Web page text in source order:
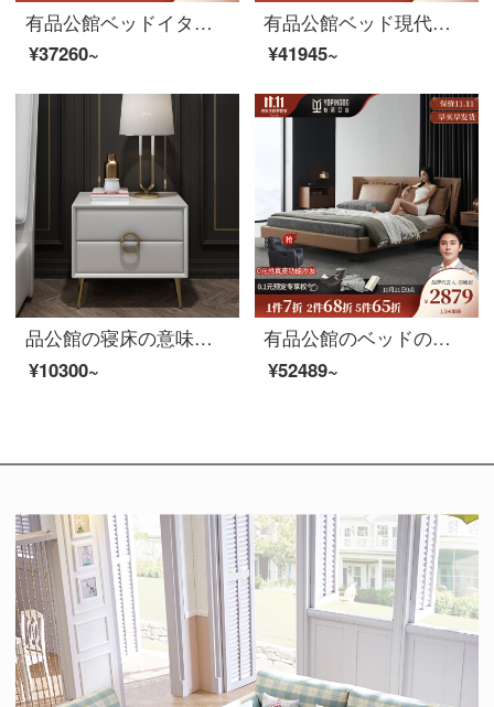
有品公館ベッドイタリアの極短ベッド1.5 m北欧スタイルの軽奢ダブルベッド1.8 m現代簡単皮芸床ネット紅包床の主な臥婚床（頭層牛の皮）1.5 mシングルベッド+ベッドヘッドセット
¥37260~
有品公館ベッド現代風真皮ダブルベッド1.8メートルのメインベッドの軟包ベッド高級結婚ベッド（頭の層の牛革）シングルベッド+ベッドのヘッドカバー1.8 Mタイプがあります。
¥41945~
品公館の寝床の意味があります。モダンで簡単な北欧の寝室の寝床の棚です。
¥10300~
有品公館のベッドの意味式はきわめて簡単で贅沢な真皮のベッドの近代的な簡約のダブルベッドの1.5メートルの1.8メートルの主な寝台の小型の部屋型のベッド（頭の階の牛革）のシングルベッド+ゴムのマットレス+ベッドの頭台の1.8メートルの支えの金
¥52489~